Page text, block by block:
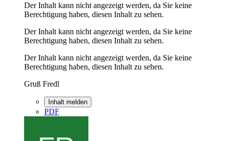
Der Inhalt kann nicht angezeigt werden, da Sie keine
Berechtigung haben, diesen Inhalt zu sehen.
Der Inhalt kann nicht angezeigt werden, da Sie keine
Berechtigung haben, diesen Inhalt zu sehen.
Der Inhalt kann nicht angezeigt werden, da Sie keine
Berechtigung haben, diesen Inhalt zu sehen.
Gruß Fredl
Inhalt melden
PDF